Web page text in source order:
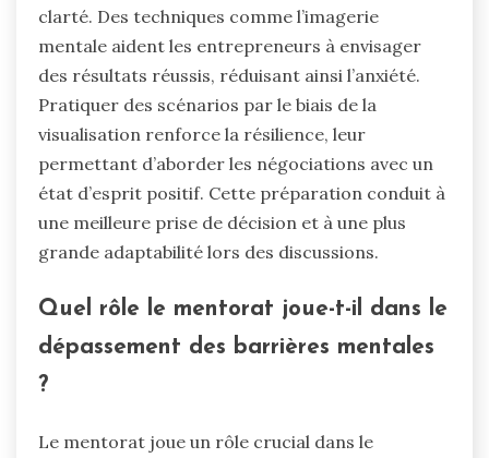
clarté. Des techniques comme l’imagerie
mentale aident les entrepreneurs à envisager
des résultats réussis, réduisant ainsi l’anxiété.
Pratiquer des scénarios par le biais de la
visualisation renforce la résilience, leur
permettant d’aborder les négociations avec un
état d’esprit positif. Cette préparation conduit à
une meilleure prise de décision et à une plus
grande adaptabilité lors des discussions.
Quel rôle le mentorat joue-t-il dans le
dépassement des barrières mentales
?
Le mentorat joue un rôle crucial dans le